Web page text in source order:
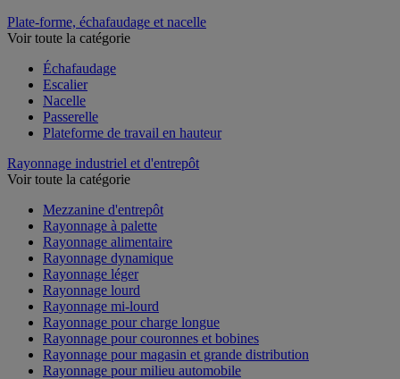
Plate-forme, échafaudage et nacelle
Voir toute la catégorie
Échafaudage
Escalier
Nacelle
Passerelle
Plateforme de travail en hauteur
Rayonnage industriel et d'entrepôt
Voir toute la catégorie
Mezzanine d'entrepôt
Rayonnage à palette
Rayonnage alimentaire
Rayonnage dynamique
Rayonnage léger
Rayonnage lourd
Rayonnage mi-lourd
Rayonnage pour charge longue
Rayonnage pour couronnes et bobines
Rayonnage pour magasin et grande distribution
Rayonnage pour milieu automobile